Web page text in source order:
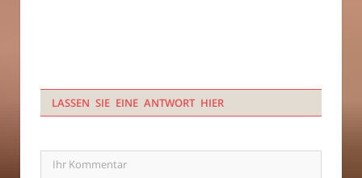
LASSEN SIE EINE ANTWORT HIER